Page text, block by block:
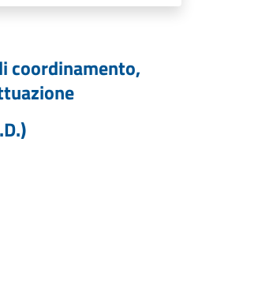
coordinamento,